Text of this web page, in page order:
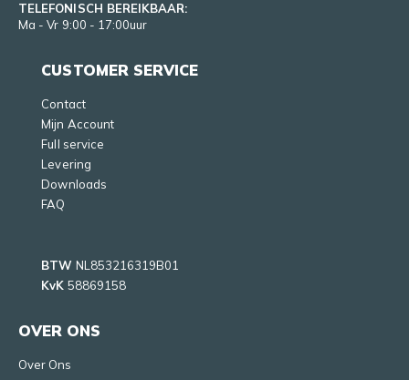
TELEFONISCH BEREIKBAAR:
Ma - Vr 9:00 - 17:00uur
CUSTOMER SERVICE
Contact
Mijn Account
Full service
Levering
Downloads
FAQ
BTW NL853216319B01
KvK 58869158
OVER ONS
Over Ons